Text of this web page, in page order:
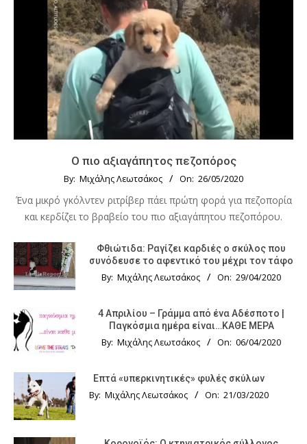
Ο πιο αξιαγάπητος πεζοπόρος
By: Μιχάλης Λεωτσάκος On: 26/05/2020
Ένα μικρό γκόλντεν ριτρίβερ πάει πρώτη φορά για πεζοπορία
και κερδίζει το βραβείο του πιο αξιαγάπητου πεζοπόρου.
Φθιώτιδα: Ραγίζει καρδιές ο σκύλος που
συνόδευσε το αφεντικό του μέχρι τον τάφο
By: Μιχάλης Λεωτσάκος On: 29/04/2020
4 Απριλίου – Γράμμα από ένα Αδέσποτο |
Παγκόσμια ημέρα είναι…ΚΑΘΕ ΜΕΡΑ
By: Μιχάλης Λεωτσάκος On: 06/04/2020
Επτά «υπερκινητικές» φυλές σκύλων
By: Μιχάλης Λεωτσάκος On: 21/03/2020